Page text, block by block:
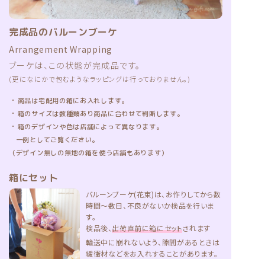
完成品のバルーンブーケ
Arrangement Wrapping
ブーケは、この状態が完成品です。
(更になにかで包むようなラッピングは行っておりません。)
・ 商品は宅配用の箱にお入れします。
・ 箱のサイズは数種類あり商品に合わせて判断します。
・ 箱のデザインや色は店舗によって異なります。
一例としてご覧ください。
（デザイン無しの無地の箱を使う店舗もあります）
箱にセット
バルーンブーケ(花束)は、お作りしてから数
時間〜数日、不良がないか検品を行いま
す。
検品後、出荷直前に箱にセットされます
輸送中に崩れないよう、隙間があるときは
緩衝材などをお入れすることがあります。